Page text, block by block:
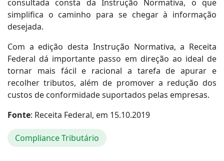
consultada consta da Instrução Normativa, o que
simplifica o caminho para se chegar à informação
desejada.
Com a edição desta Instrução Normativa, a Receita
Federal dá importante passo em direção ao ideal de
tornar mais fácil e racional a tarefa de apurar e
recolher tributos, além de promover a redução dos
custos de conformidade suportados pelas empresas.
Fonte: Receita Federal, em 15.10.2019
Compliance Tributário